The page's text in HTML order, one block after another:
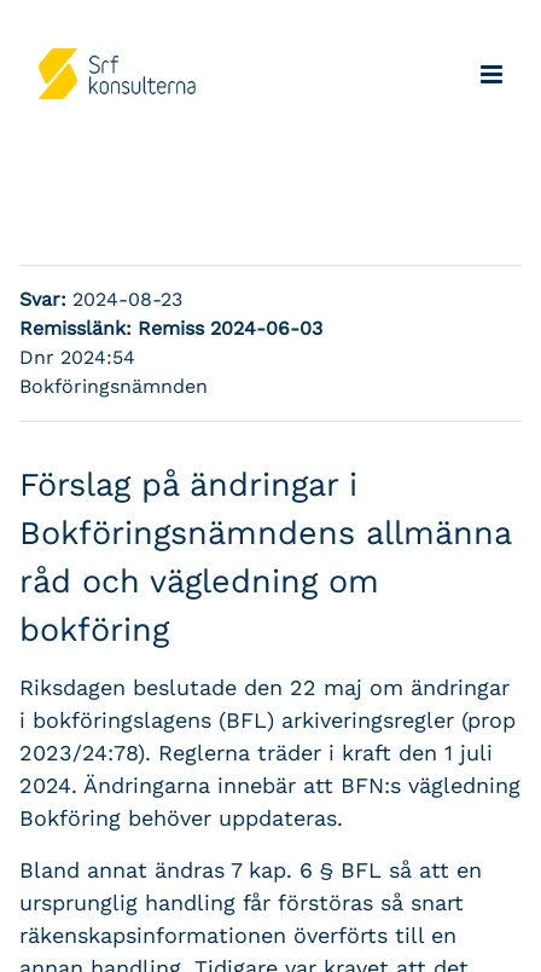
Svar: 2024-08-23
Remisslänk: Remiss 2024-06-03
Dnr 2024:54
Bokföringsnämnden
Förslag på ändringar i
Bokföringsnämndens allmänna
råd och vägledning om
bokföring
Riksdagen beslutade den 22 maj om ändringar
i bokföringslagens (BFL) arkiveringsregler (prop
2023/24:78). Reglerna träder i kraft den 1 juli
2024. Ändringarna innebär att BFN:s vägledning
Bokföring behöver uppdateras.
Bland annat ändras 7 kap. 6 § BFL så att en
ursprunglig handling får förstöras så snart
räkenskapsinformationen överförts till en